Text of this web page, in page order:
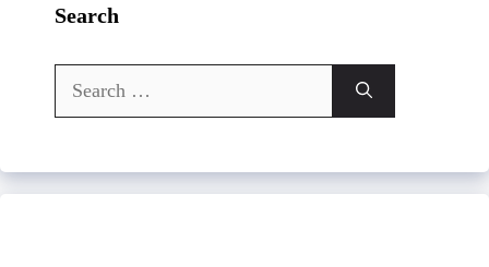
Search
Search
for: